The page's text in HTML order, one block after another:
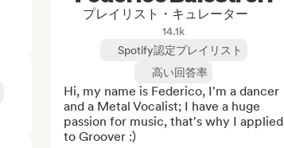
プレイリスト・キュレーター
14.1k
Spotify認定プレイリスト
高い回答率
Hi, my name is Federico, I'm a dancer
and a Metal Vocalist; I have a huge
passion for music, that's why I applied
to Groover :)